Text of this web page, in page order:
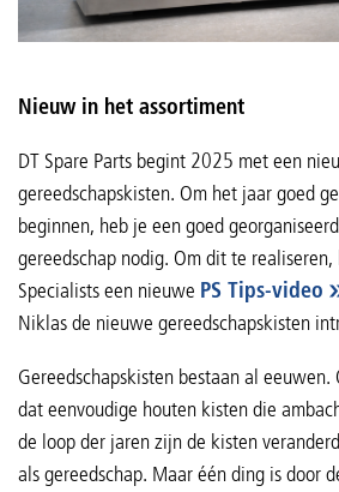
Nieuw in het assortiment
DT Spare Parts begint 2025 met een
gereedschapskisten. Om het jaar goed
beginnen, heb je een goed
gereedschap nodig. Om dit te realiseren,
Specialists een nieuwe PS Tips-video
Niklas de nieuwe gereedschapskisten
Gereedschapskisten bestaan al
dat eenvoudige houten kisten die
de loop der jaren zijn de kisten
als gereedschap. Maar één ding is door